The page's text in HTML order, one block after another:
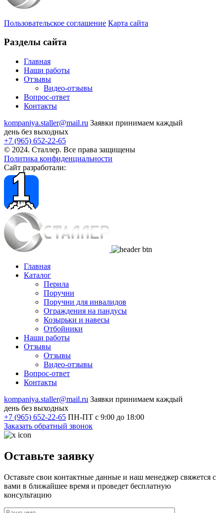
Пользовательское соглашение Карта сайта
Разделы сайта
Главная
Наши работы
Отзывы
Видео-отзывы
Вопрос-ответ
Контакты
kompaniya.staller@mail.ru Заявки принимаем каждый
день без выходных
+7 (965) 652-22-65
© 2024. Сталлер. Все права защищены
Политика конфиденциальности
Сайт разработали:
Главная
Каталог
Перила
Поручни
Поручни для инвалидов
Ограждения на пандусы
Козырьки и навесы
Отбойники
Наши работы
Отзывы
Отзывы
Видео-отзывы
Вопрос-ответ
Контакты
kompaniya.staller@mail.ru Заявки принимаем каждый
день без выходных
+7 (965) 652-22-65 ПН-ПТ с 9:00 до 18:00
Заказать обратный звонок
Оставьте заявку
Оставьте свои контактные данные и наш менеджер свяжется с
вами в ближайшее время и проведет бесплатную
консультацию